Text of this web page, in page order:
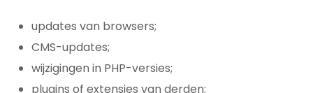
updates van browsers;
CMS-updates;
wijzigingen in PHP-versies;
plugins of extensies van derden;